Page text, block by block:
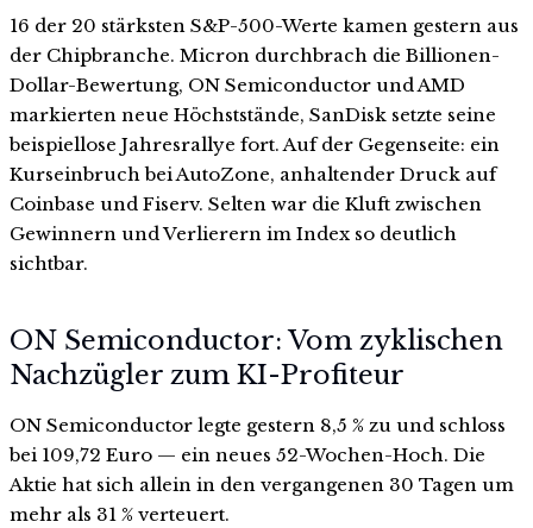
16 der 20 stärksten S&P-500-Werte kamen gestern aus
der Chipbranche. Micron durchbrach die Billionen-
Dollar-Bewertung, ON Semiconductor und AMD
markierten neue Höchststände, SanDisk setzte seine
beispiellose Jahresrallye fort. Auf der Gegenseite: ein
Kurseinbruch bei AutoZone, anhaltender Druck auf
Coinbase und Fiserv. Selten war die Kluft zwischen
Gewinnern und Verlierern im Index so deutlich
sichtbar.
ON Semiconductor: Vom zyklischen
Nachzügler zum KI-Profiteur
ON Semiconductor legte gestern 8,5 % zu und schloss
bei 109,72 Euro — ein neues 52-Wochen-Hoch. Die
Aktie hat sich allein in den vergangenen 30 Tagen um
mehr als 31 % verteuert.